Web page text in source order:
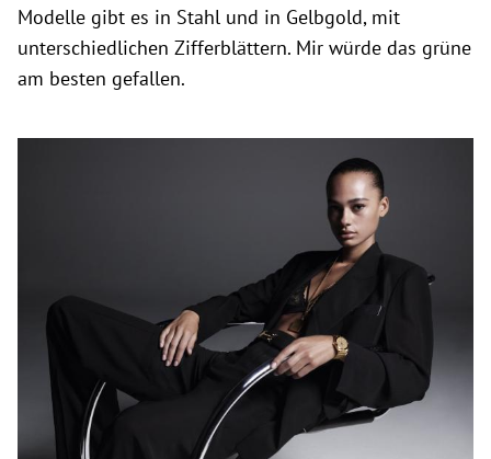
Modelle gibt es in Stahl und in Gelbgold, mit
unterschiedlichen Zifferblättern. Mir würde das grüne
am besten gefallen.